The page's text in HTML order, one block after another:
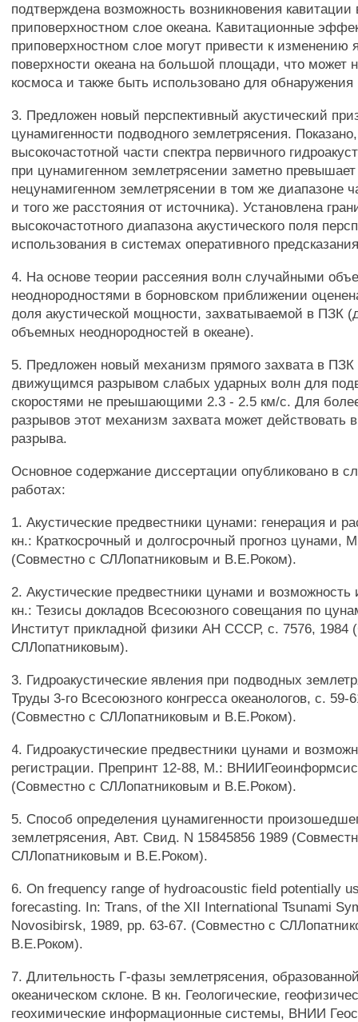
подтверждена возможность возникновения кавитации
приповерхностном слое океана. Кавитационные
приповерхностном слое могут привести к изменению
поверхности океана на большой площади, что может
космоса и также быть использовано для
3. Предложен новый перспективный акустический
цунамигенности подводного землетрясения.
высокочастотной части спектра первичного
при цунамигенном землетрясении заметно
нецунамигенном землетрясении в том же диапазоне
и того же расстояния от источника). Установлена
высокочастотного диапазона акустического поля
использования в системах оперативного
4. На основе теории рассеяния волн случайными
неоднородностями в борновском приближении
доля акустической мощности, захватываемой в ПЗК
объемных неоднородностей в океане).
5. Предложен новый механизм прямого захвата в
движущимся разрывом слабых ударных волн для
скоростями не преышающими 2.3 - 2.5 км/с. Для
разрывов этот механизм захвата может действовать
разрыва.
Основное содержание диссертации опубликовано в
работах:
1. Акустические предвестники цунами: генерация и
кн.: Краткосрочный и долгосрочный прогноз цунами,
(Совместно с СЛЛопатниковым и В.Е.Роком).
2. Акустические предвестники цунами и возможность
кн.: Тезисы докладов Всесоюзного совещания по
Институт прикладной физики АН СССР, с. 7576, 1984
СЛЛопатниковым).
3. Гидроакустические явления при подводных
Труды 3-го Всесоюзного конгресса океанологов, с. 59-
(Совместно с СЛЛопатниковым и В.Е.Роком).
4. Гидроакустические предвестники цунами и
регистрации. Препринт 12-88, М.:
(Совместно с СЛЛопатниковым и В.Е.Роком).
5. Способ определения цунамигенности
землетрясения, Авт. Свид. N 15845856 1989
СЛЛопатниковым и В.Е.Роком).
6. On frequency range of hydroacoustic field potentially
forecasting. In: Trans, of the XII International Tsunami
Novosibirsk, 1989, pp. 63-67. (Совместно с
В.Е.Роком).
7. Длительность Г-фазы землетрясения,
океаническом склоне. В кн. Геологические,
геохимические информационные системы, ВНИИ